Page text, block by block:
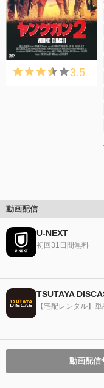
3.5
動画配信
U-NEXT
初回31日間無料
TSUTAYA
【宅配レンタル】
動画配信